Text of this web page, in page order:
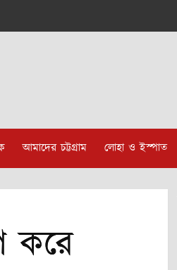
আমাদের চট্টগ্রাম লোহা ও ইস্পাত
করে